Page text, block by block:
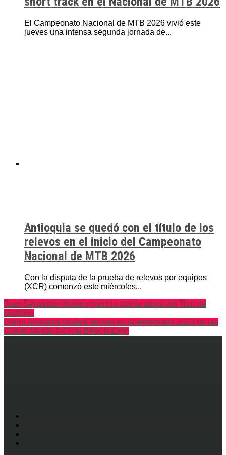
El Campeonato Nacional de MTB 2026 vivió este
jueves una intensa segunda jornada de...
Antioquia se quedó con el título de los
relevos en el inicio del Campeonato
Nacional de MTB 2026
Con la disputa de la prueba de relevos por equipos
(XCR) comenzó este miércoles...
Juan Sebastián Molano ganó la quinta etapa del Tour de
Guangxi
Diego Arboleda finalizó tercero en la temporada 2023 de las
Copas Mundo UCI de BMX Racing